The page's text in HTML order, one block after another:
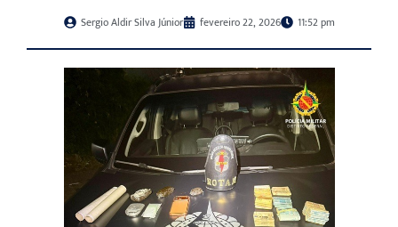
Sergio Aldir Silva Júnior fevereiro 22, 2026 11:52 pm